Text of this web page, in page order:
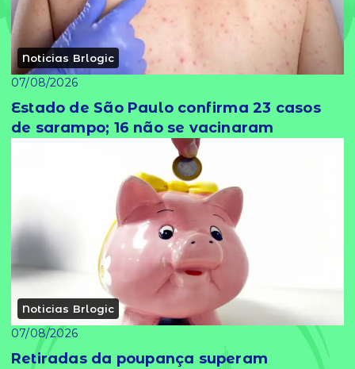
Noticias Brlogic
07/08/2026
Estado de São Paulo confirma 23 casos
de sarampo; 16 não se vacinaram
Noticias Brlogic
07/08/2026
Retiradas da poupança superam